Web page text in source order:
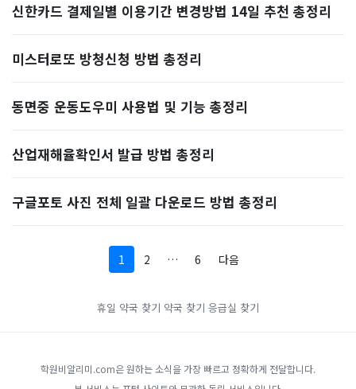
신한카드 결제일별 이용기간 변경방법 14일 추천 총정리
미스터로또 방청신청 방법 총정리
동면중 운동도우미 사용법 및 기능 총정리
산업재해율확인서 발급 방법 총정리
구글포토 사진 전체 일괄 다운로드 방법 총정리
1 2 … 6 다음
휴일 약국 찾기 약국 찾기 응급실 찾기
학원비알리미.com은 원하는 소식을 가장 빠르고 정확하게 전달합니다.